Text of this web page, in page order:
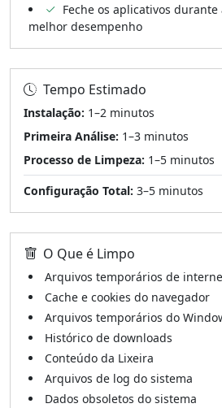
Feche os aplicativos
melhor desempenho
Tempo Estimado
Instalação: 1–2 minutos
Primeira Análise: 1–3 minutos
Processo de Limpeza: 1–5 minutos
Configuração Total: 3–5 minutos
O Que é Limpo
Arquivos temporários de
Cache e cookies do navegador
Arquivos temporários do
Histórico de downloads
Conteúdo da Lixeira
Arquivos de log do sistema
Dados obsoletos do sistema